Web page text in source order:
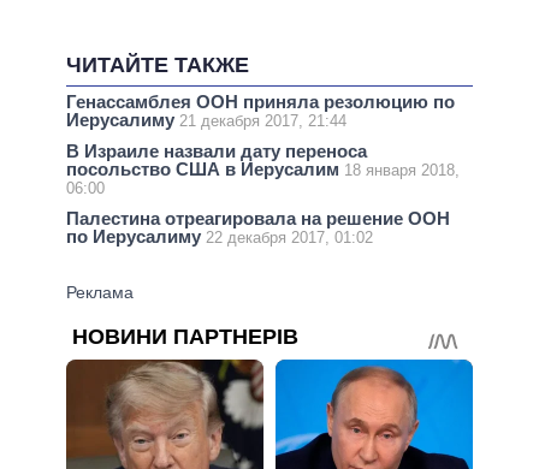
ЧИТАЙТЕ ТАКЖЕ
Генассамблея ООН приняла резолюцию по
Иерусалиму 21 декабря 2017, 21:44
В Израиле назвали дату переноса
посольство США в Иерусалим 18 января 2018,
06:00
Палестина отреагировала на решение ООН
по Иерусалиму 22 декабря 2017, 01:02